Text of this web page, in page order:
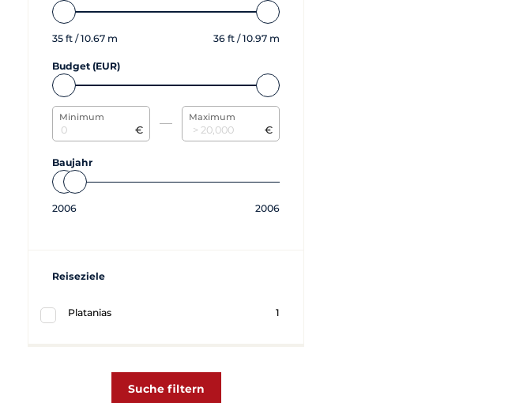
35 ft /10.67 m 36 ft /10.97 m
Budget (EUR)
Minimum
€
Maximum
€
Baujahr
2006 2006
Reiseziele
Platanias 1
Suche filtern